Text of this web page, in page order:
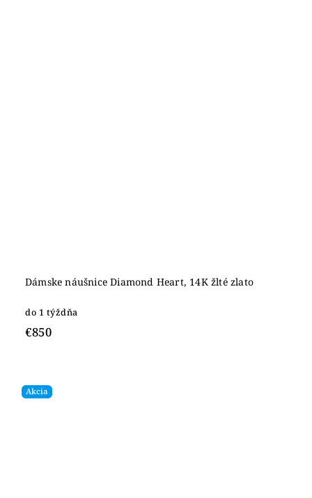
Dámske náušnice Diamond Heart, 14K žlté zlato
do 1 týždňa
€850
Akcia